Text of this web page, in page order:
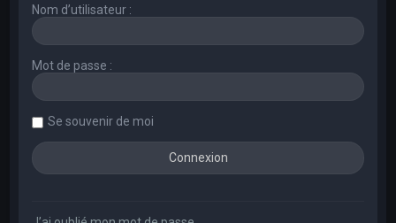
Nom d’utilisateur :
Mot de passe :
Se souvenir de moi